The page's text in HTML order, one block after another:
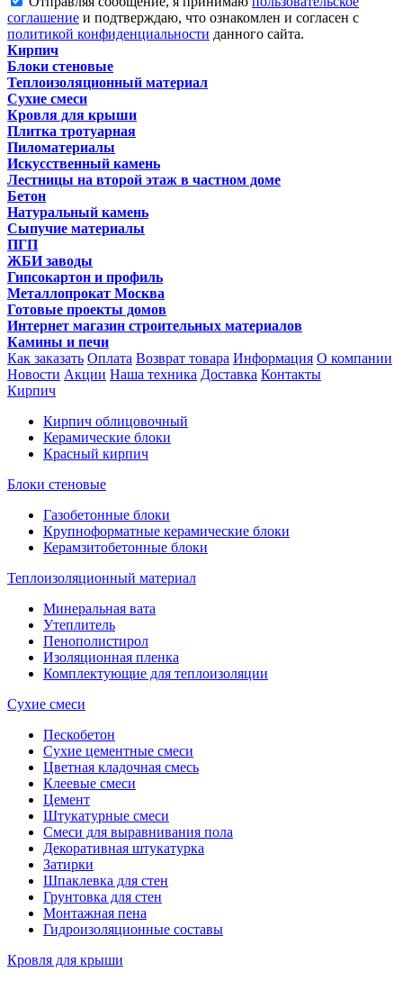
соглашение и подтверждаю, что ознакомлен и согласен с
политикой конфиденциальности данного сайта.
Кирпич
Блоки стеновые
Теплоизоляционный материал
Сухие смеси
Кровля для крыши
Плитка тротуарная
Пиломатериалы
Искусственный камень
Лестницы на второй этаж в частном доме
Бетон
Натуральный камень
Сыпучие материалы
ПГП
ЖБИ заводы
Гипсокартон и профиль
Металлопрокат Москва
Готовые проекты домов
Интернет магазин строительных материалов
Камины и печи
Как заказать Оплата Возврат товара Информация О компании
Новости Акции Наша техника Доставка Контакты
Кирпич
Кирпич облицовочный
Керамические блоки
Красный кирпич
Блоки стеновые
Газобетонные блоки
Крупноформатные керамические блоки
Керамзитобетонные блоки
Теплоизоляционный материал
Минеральная вата
Утеплитель
Пенополистирол
Изоляционная пленка
Комплектующие для теплоизоляции
Сухие смеси
Пескобетон
Сухие цементные смеси
Цветная кладочная смесь
Клеевые смеси
Цемент
Штукатурные смеси
Смеси для выравнивания пола
Декоративная штукатурка
Затирки
Шпаклевка для стен
Грунтовка для стен
Монтажная пена
Гидроизоляционные составы
Кровля для крыши